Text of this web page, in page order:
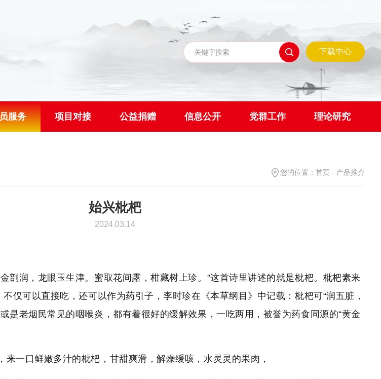
下载中心
服务 项目对接 公益捐赠 信息公开 党群工作 理论研究
您的位置： 首页 - 产品推介
始兴枇杷
2024.03.14
剖润，龙眼玉生津。蜜取花间露，柑藏树上珍。”这首诗里讲述的就是枇杷。枇杷素来
仅可以直接吃，还可以作为药引子，李时珍在《本草纲目》中记载：枇杷可“润五脏，
是老烟民常见的咽喉炎，都有着很好的缓解效果，一吃两用，被誉为药食同源的“黄金
一口鲜嫩多汁的枇杷，甘甜爽滑，解燥缓咳，水灵灵的果肉，